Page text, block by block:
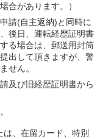
合があります。）
請(自主返納)と同時に
後日、運転経歴証明書
る場合は、郵送用封筒
出して頂きますが、警
せん。
及び旧経歴証明書から
、在留カード、特別